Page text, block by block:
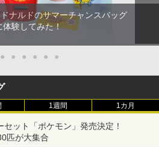
ナルドのサマーチャンスバッグ
体験してみた！
● ● ● ● ● ●
1週間 1カ月
ット「ポケモン」発売決定！
匹が大集合